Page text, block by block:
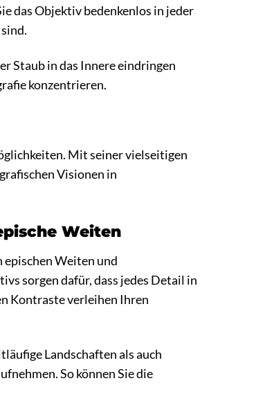
das Objektiv bedenkenlos in jeder
Staub in das Innere eindringen
konzentrieren.
Mit seiner vielseitigen
Visionen in
Weiten
epischen Weiten und
sorgen dafür, dass jedes Detail in
Kontraste verleihen Ihren
Landschaften als auch
So können Sie die